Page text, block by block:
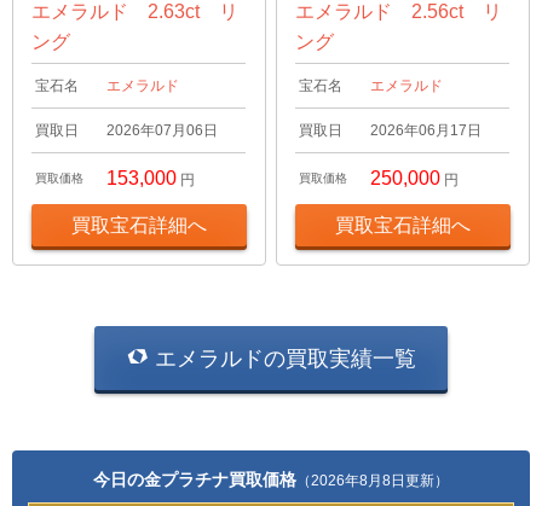
エメラルド 2.63ct リ
ング
宝石名 エメラルド
買取日 2026年07月06日
買取価格 153,000 円
買取宝石詳細へ
エメラルド 2.56ct リ
ング
宝石名 エメラルド
買取日 2026年06月17日
買取価格 250,000 円
買取宝石詳細へ
エメラルドの買取実績一覧
今日の金プラチナ買取価格 （2026年8月8日更新）